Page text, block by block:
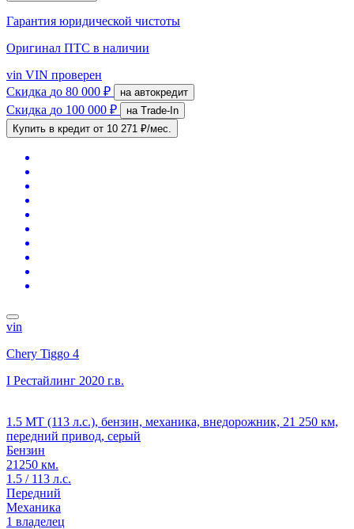
Гарантия юридической чистоты
Оригинал ПТС в наличии
vin VIN проверен
Скидка до 80 000 ₽ на автокредит
Скидка до 100 000 ₽
на Trade-In
Купить в кредит от 10 271 ₽/мес.
vin
Chery Tiggo 4
I Рестайлинг 2020 г.в.
1.5 MT (113 л.с.), бензин, механика, внедорожник, 21 250 км,
передний привод, серый
Бензин
21250 км.
1.5 / 113 л.с.
Передний
Механика
1 владелец